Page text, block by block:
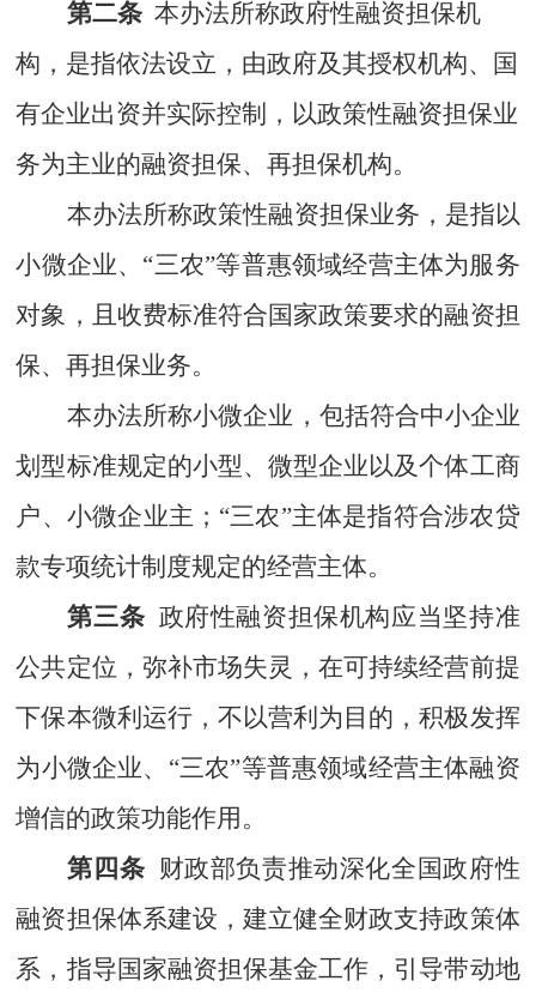
第二条 本办法所称政府性融资担保机
构，是指依法设立，由政府及其授权机构、国
有企业出资并实际控制，以政策性融资担保业
务为主业的融资担保、再担保机构。
本办法所称政策性融资担保业务，是指以
小微企业、“三农”等普惠领域经营主体为服务
对象，且收费标准符合国家政策要求的融资担
保、再担保业务。
本办法所称小微企业，包括符合中小企业
划型标准规定的小型、微型企业以及个体工商
户、小微企业主；“三农”主体是指符合涉农贷
款专项统计制度规定的经营主体。
第三条 政府性融资担保机构应当坚持准
公共定位，弥补市场失灵，在可持续经营前提
下保本微利运行，不以营利为目的，积极发挥
为小微企业、“三农”等普惠领域经营主体融资
增信的政策功能作用。
第四条 财政部负责推动深化全国政府性
融资担保体系建设，建立健全财政支持政策体
系，指导国家融资担保基金工作，引导带动地